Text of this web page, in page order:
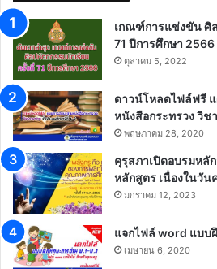
เกณฑ์การแข่งขัน ศิ
71 ปีการศึกษา 2566
ตุลาคม 5, 2022
ดาวน์โหลดไฟล์ฟรี
หนังสือกระทรวง วิช
พฤษภาคม 28, 2020
คุรุสภาเปิดอบรมหลั
หลักสูตร เนื่องในวัน
มกราคม 12, 2023
แจกไฟล์ word แบบ
เมษายน 6, 2020